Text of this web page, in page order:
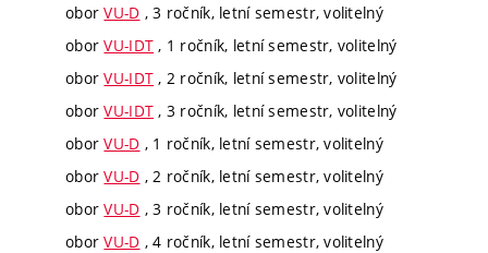
oborVU-D , 3 ročník, letní semestr, volitelný
oborVU-IDT , 1 ročník, letní semestr, volitelný
oborVU-IDT , 2 ročník, letní semestr, volitelný
oborVU-IDT , 3 ročník, letní semestr, volitelný
oborVU-D , 1 ročník, letní semestr, volitelný
oborVU-D , 2 ročník, letní semestr, volitelný
oborVU-D , 3 ročník, letní semestr, volitelný
oborVU-D , 4 ročník, letní semestr, volitelný